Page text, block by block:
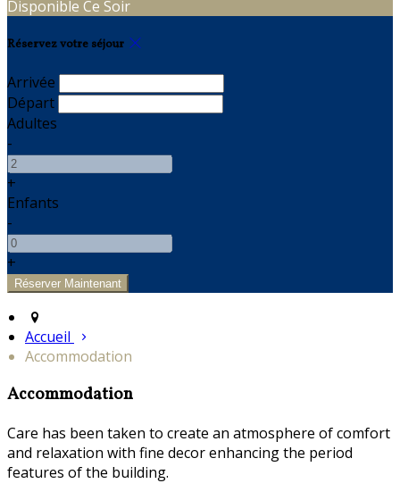
Disponible Ce Soir
Réservez votre séjour
Arrivée
Départ
Adultes
-
+
Enfants
-
+
Accueil
Accommodation
Accommodation
Care has been taken to create an atmosphere of comfort
and relaxation with fine decor enhancing the period
features of the building.